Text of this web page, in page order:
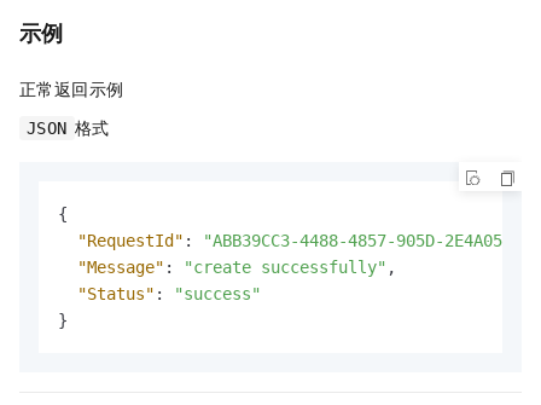
示例
正常返回示例
JSON 格式
{
"RequestId" :
"ABB39CC3-4488-4857-905D-
"Message" : "create successfully" ,
"Status" :
"success"
}